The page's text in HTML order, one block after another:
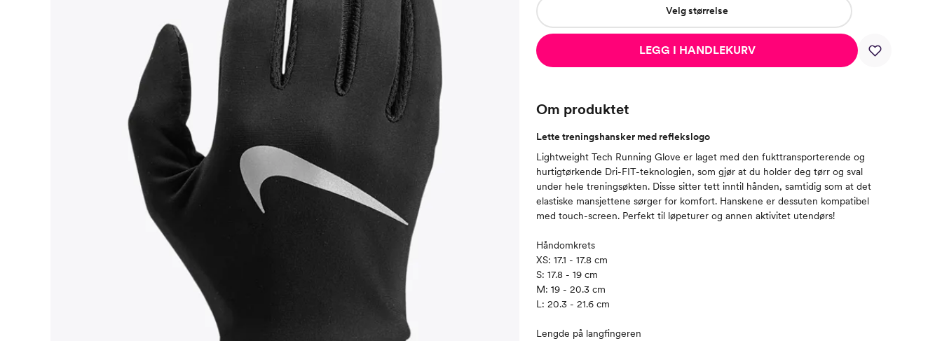
Velg størrelse
LEGG I HANDLEKURV
Om produktet
Lette treningshansker med reflekslogo
Lightweight Tech Running Glove er laget med den fukttransporterende og
hurtigtørkende Dri-FIT-teknologien, som gjør at du holder deg tørr og sval
under hele treningsøkten. Disse sitter tett inntil hånden, samtidig som at det
elastiske mansjettene sørger for komfort. Hanskene er dessuten kompatibel
med touch-screen. Perfekt til løpeturer og annen aktivitet utendørs!
Håndomkrets
XS: 17.1 - 17.8 cm
S: 17.8 - 19 cm
M: 19 - 20.3 cm
L: 20.3 - 21.6 cm
Lengde på langfingeren